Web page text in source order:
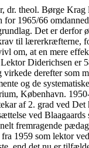
universitets institut for almindelig patologi. April 1956 udnævntes han til labora- torieleder og april 1958 til afdelingsleder sammesteds. Siden 1947 har han tillige været lektor i mikrobiologi og infektions- patologi ved universitetet. I denne egenskab har han deltaget i under- visningen af de medicinske studerende og afholdt to af de seks årlige obligatoriske kurser i bakteriologi samt eksamineret ved den læge- videnskabelige embedseksamen. Han har flere gange undervist ved Dansk kirurgisk Selskabs videre- uddannelseskursus og siden 1947 været censor i bakteriologi og para- sitologi ved Den kgl. Veterinær- og Landbohøjskole. 48 Universitetets årbog 1964-65 Som laboratorieleder og afdelingsleder har han haft den daglige le- delse af institutets afdeling for resistensbestemmelser, herunder vare- taget den klinisk-bakteriologiske tjeneste på Rigshospitalet. Han er konsulent for Sygehusforeningen i Danmark i spørgsmål vedrørende nosokomielle infektioner og medlem af